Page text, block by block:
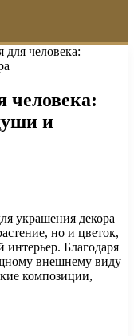
для человека:
человека:
и
украшения декора
но и цветок,
интерьер. Благодаря
внешнему виду
композиции,